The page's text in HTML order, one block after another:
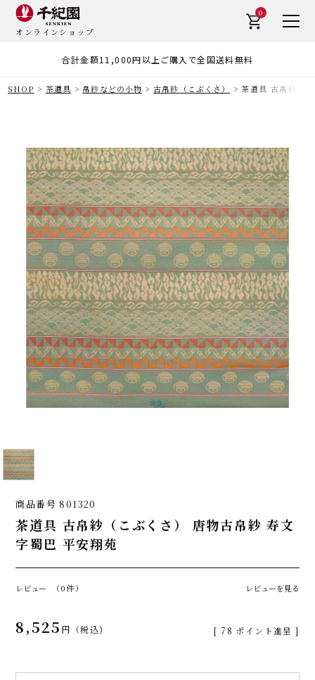
合計金額11,000円以上ご購入で全国送料無料
オンラインショップ
0
SHOP 茶道具 帛紗などの小物 古帛紗（こぶくさ） 茶道具 古帛紗（
商品番号 801320
茶道具 古帛紗（こぶくさ） 唐物古帛紗 寿文
字蜀巴 平安翔苑
レビュー （0件） レビューを見る
8,525 税込 [ 78 ポイント進呈 ]